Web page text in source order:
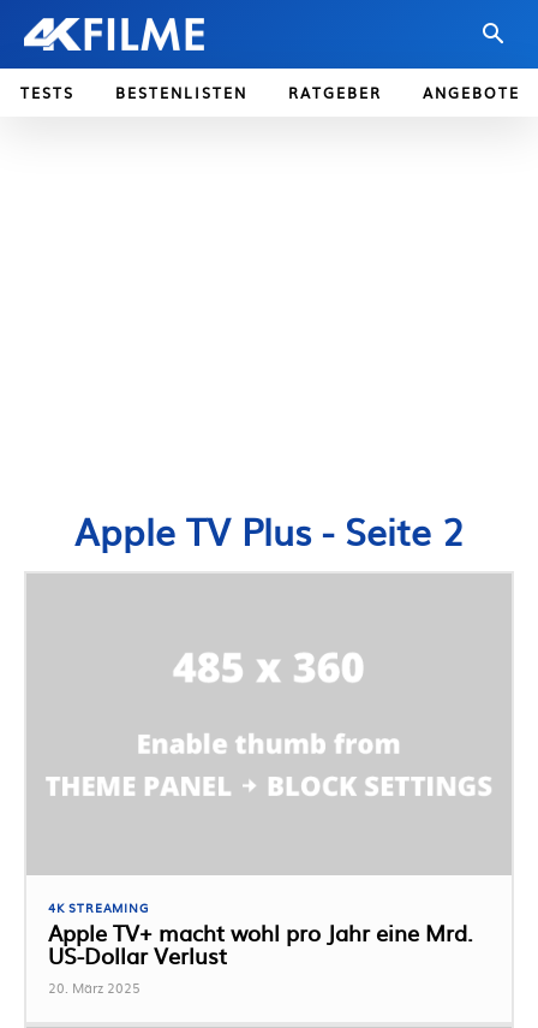
TESTS BESTENLISTEN RATGEBER ANGEBOTE
Apple TV Plus- Seite 2
4K STREAMING
Apple TV+ macht wohl pro Jahr eine Mrd.
US-Dollar Verlust
20. März 2025